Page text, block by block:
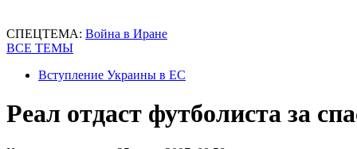
СПЕЦТЕМА: Война в Иране
ВСЕ ТЕМЫ
Вступление Украины в ЕС
Реал отдаст футболиста за